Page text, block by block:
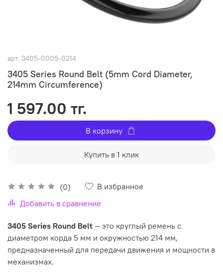
арт. 3405-0005-0214
3405 Series Round Belt (5mm Cord Diameter,
214mm Circumference)
(0)
В избранное
Добавить в сравнение
1 597.00 тг.
В корзину
Купить в 1 клик
3405 Series Round Belt — это круглый ремень с
диаметром корда 5 мм и окружностью 214 мм,
предназначенный для передачи движения и мощности в
механизмах.